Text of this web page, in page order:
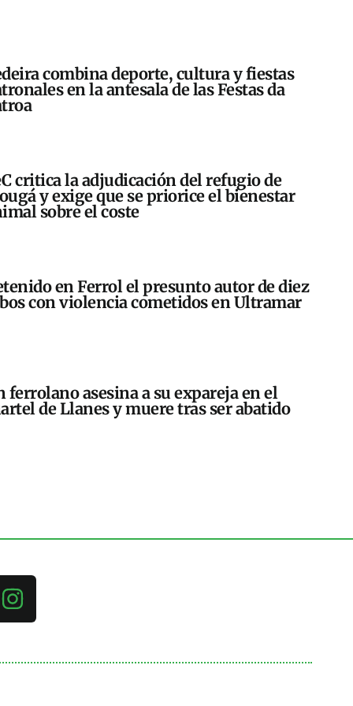
combina deporte, cultura y fiestas
en la antesala de las Festas da
critica la adjudicación del refugio de
y exige que se priorice el bienestar
sobre el coste
en Ferrol el presunto autor de diez
con violencia cometidos en Ultramar
ferrolano asesina a su expareja en el
de Llanes y muere tras ser abatido